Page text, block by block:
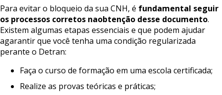
Para evitar o bloqueio da sua CNH, é fundamental seguir
os processos corretos naobtenção desse documento.
Existem algumas etapas essenciais e que podem ajudar
agarantir que você tenha uma condição regularizada
perante o Detran:
Faça o curso de formação em uma escola certificada;
Realize as provas teóricas e práticas;